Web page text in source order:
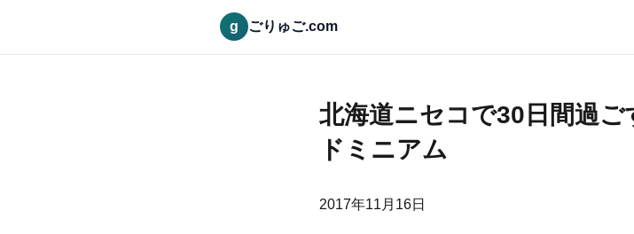
g ごりゅご.com
北海道ニセコで30日間過
ドミニアム
2017年11月16日